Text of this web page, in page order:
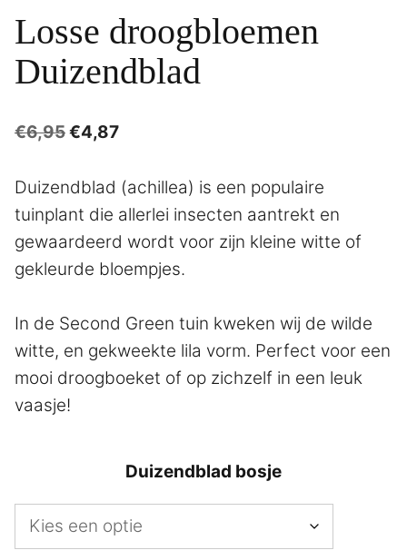
Losse droogbloemen
Duizendblad
€6,95Oorspronkelijke
was:
€6,95.
€4,87Huidige
is:
€4,87.
Duizendblad (achillea) is een populaire
tuinplant die allerlei insecten aantrekt en
gewaardeerd wordt voor zijn kleine witte of
gekleurde bloempjes.
In de Second Green tuin kweken wij de wilde
witte, en gekweekte lila vorm. Perfect voor een
mooi droogboeket of op zichzelf in een leuk
vaasje!
Duizendblad bosje